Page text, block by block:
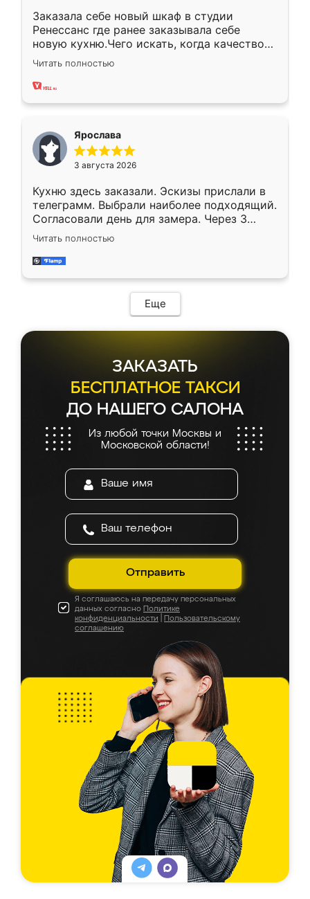
Заказала себе новый шкаф в студии
Ренессанс где ранее заказывала себе
новую кухню.Чего искать, когда качеством
вполне довольна. Служит кухня уже почти
два года, нареканий нет.
Читать полностью
Ярослава
3 августа 2026
Кухню здесь заказали. Эскизы прислали в
телеграмм. Выбрали наиболее подходящий.
Согласовали день для замера. Через 3
недели кухня была уже готова. Остались
довольны работой. Спасибо Ренессанс
мебель за качественную работу!
Читать полностью
Еще
ЗАКАЗАТЬ
БЕСПЛАТНОЕ ТАКСИ
ДО НАШЕГО САЛОНА
Из любой точки Москвы и
Московской области!
Отправить
Я соглашаюсь на передачу персональных
данных согласно Политике
конфиденциальности
Пользовательскому
соглашению